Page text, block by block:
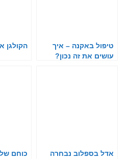
טיפול באקנה – איך
עושים את זה נכון?
הקולגן
אדל בספלוב נבחרה
כוחם